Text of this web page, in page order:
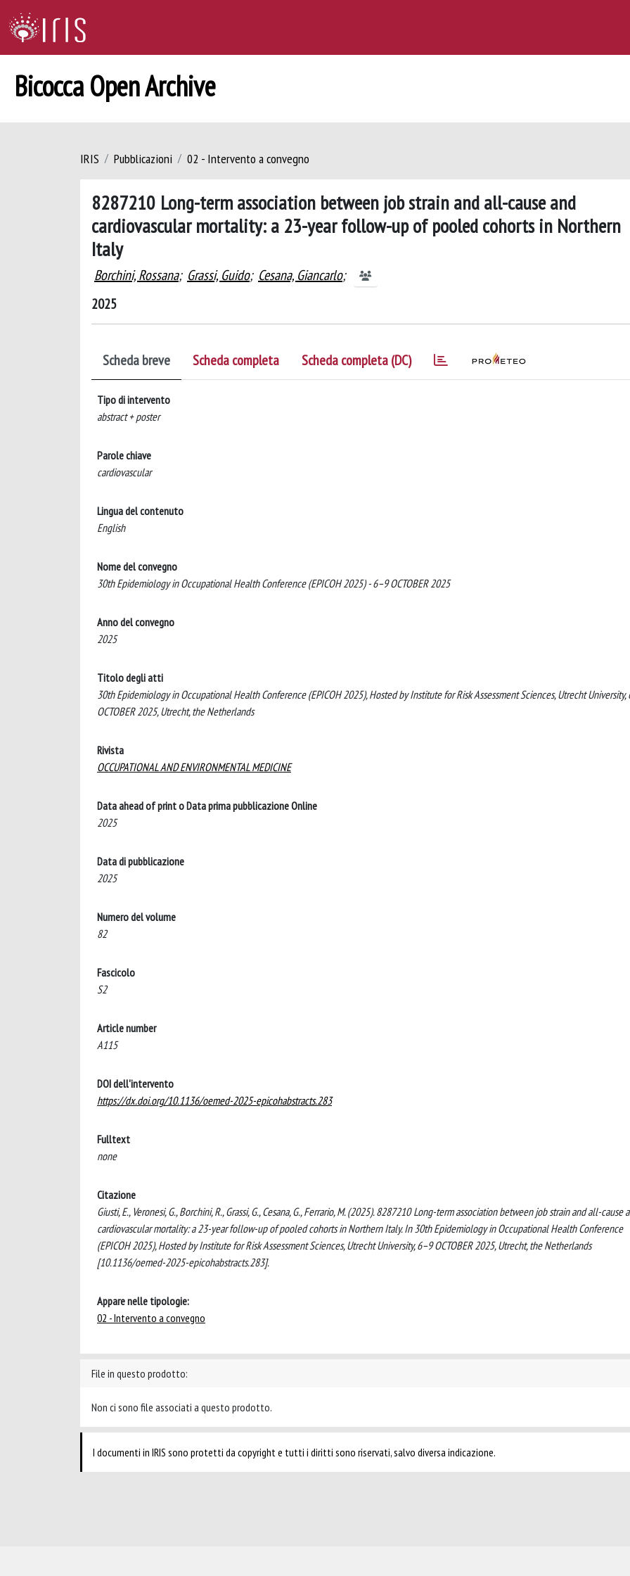
Bicocca Open Archive
IRIS Pubblicazioni 02 - Intervento a convegno
8287210 Long-term association between job strain and all-cause and
cardiovascular mortality: a 23-year follow-up of pooled cohorts in Northern
Italy
Borchini, Rossana; Grassi, Guido; Cesana, Giancarlo;
2025
Scheda breve Scheda completa Scheda completa (DC)
Tipo di intervento
abstract + poster
Parole chiave
cardiovascular
Lingua del contenuto
English
Nome del convegno
30th Epidemiology in Occupational Health Conference (EPICOH 2025) - 6–9 OCTOBER 2025
Anno del convegno
2025
Titolo degli atti
30th Epidemiology in Occupational Health Conference (EPICOH 2025), Hosted by Institute for Risk Assessment Sciences, Utrecht University,
OCTOBER 2025, Utrecht, the Netherlands
Rivista
OCCUPATIONAL AND ENVIRONMENTAL MEDICINE
Data ahead of print o Data prima pubblicazione Online
2025
Data di pubblicazione
2025
Numero del volume
82
Fascicolo
S2
Article number
A115
DOI dell'intervento
https://dx.doi.org/10.1136/oemed-2025-epicohabstracts.283
Fulltext
none
Citazione
Giusti, E., Veronesi, G., Borchini, R., Grassi, G., Cesana, G., Ferrario, M. (2025). 8287210 Long-term association between job strain and all-cause
cardiovascular mortality: a 23-year follow-up of pooled cohorts in Northern Italy. In 30th Epidemiology in Occupational Health Conference
(EPICOH 2025), Hosted by Institute for Risk Assessment Sciences, Utrecht University, 6–9 OCTOBER 2025, Utrecht, the Netherlands
[10.1136/oemed-2025-epicohabstracts.283].
Appare nelle tipologie:
02 - Intervento a convegno
File in questo prodotto:
Non ci sono file associati a questo prodotto.
I documenti in IRIS sono protetti da copyright e tutti i diritti sono riservati, salvo diversa indicazione.